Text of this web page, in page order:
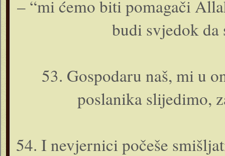
– “mi ćemo biti pomagači
budi svjedok
53. Gospodaru naš, mi u
poslanika slijedimo,
54. I nevjernici počeše